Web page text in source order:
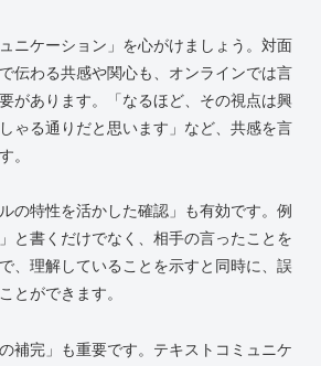
ニケーション」を心がけましょう。対面
伝わる共感や関心も、オンラインでは言
があります。「なるほど、その視点は興
ゃる通りだと思います」など、共感を言
。
の特性を活かした確認」も有効です。例
と書くだけでなく、相手の言ったことを
、理解していることを示すと同時に、誤
とができます。
補完」も重要です。テキストコミュニケ